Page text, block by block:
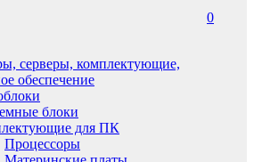
0
серверы, комплектующие,
обеспечение
блоки
для ПК
Процессоры